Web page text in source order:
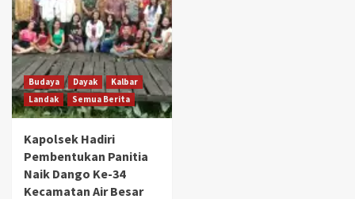
Budaya Dayak
Kalbar
Landak
Semua Berita
Kapolsek Hadiri
Pembentukan Panitia
Naik Dango Ke-34
Kecamatan Air Besar